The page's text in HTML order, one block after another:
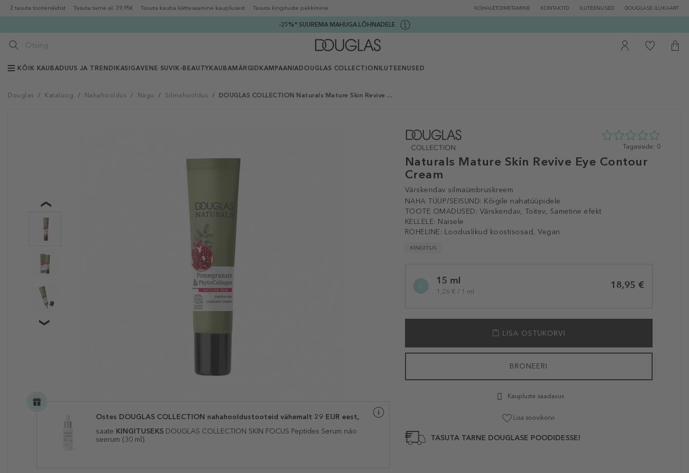
2 tasuta tootenäidist Tasuta tarne al. 39,95€ Tasuta kauba kättesaamine kauplusest Tasuta kingituste pakkimine KOHALETOIMETAMINE KONTAKTID ILUTEENUSED DOUGLASE ILUKAART
-25%* SUUREMA MAHUGA LÕHNADELE
KÕIK KAUBADUUS JA TRENDIKAS IGAVENE SUVI K-BEAUTY KAUBAMÄRGID KAMPAANIADOUGLAS COLLECTION ILUTEENUSED
Douglas / Kataloog / Nahahooldus / Nägu / Silmahooldus / DOUGLAS COLLECTION Naturals Mature Skin Revive ...
Naturals Mature Skin Revive Eye Contour
Cream
Värskendav silmaümbruskreem
NAHA TÜÜP/SEISUND: Kõigile nahatüüpidele
TOOTE OMADUSED: Värskendav, Toitev, Sametine efekt
KELLELE: Naisele
ROHELINE: Looduslikud koostisosad, Vegan
KINGITUS
0
5st
Tagasiside: 0
variation15 ml
1,26 € / 1 ml
18,95 €
LISA OSTUKORVI
BRONEERI
Kaupluste saadavus
Lisa soovikorvi
TASUTA TARNE DOUGLASE POODIDESSE!
Ostes DOUGLAS COLLECTION nahahooldustooteid vähemalt 29 EUR eest,
saate KINGITUSEKS DOUGLAS COLLECTION SKIN FOCUS Peptides Serum näo
seerum (30 ml).